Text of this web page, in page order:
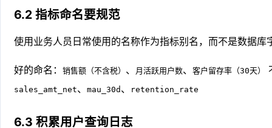
6.2 指标命名要规范
使用业务人员日常使用的名称作为指标别名，而不是数据库
好的命名：销售额（不含税） 、 月活跃用户数、客户留存率（30天）
sales_amt_net、mau_30d 、 retention_rate
6.3 积累用户查询日志